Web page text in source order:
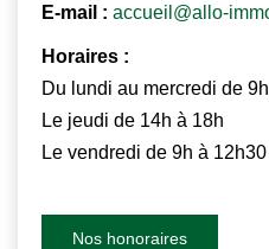
E-mail : accueil@allo-
Horaires :
Du lundi au mercredi de
Le jeudi de 14h à 18h
Le vendredi de 9h à
Nos honoraires